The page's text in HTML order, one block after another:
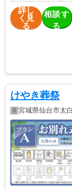
詳し
く見
る
相談す
る
けやき葬祭
宮城県仙台市太